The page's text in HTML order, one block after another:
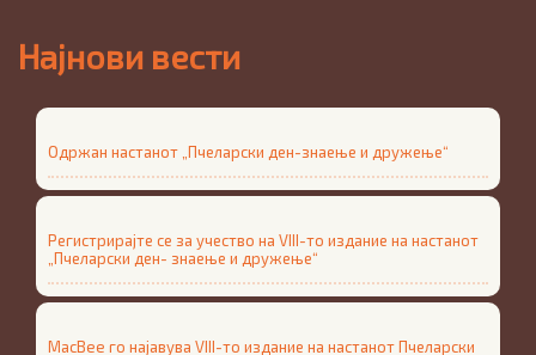
Најнови вести
Одржан настанот „Пчеларски ден-знаење и дружење“
Регистрирајте се за учество на VIII-то издание на настанот
„Пчеларски ден- знаење и дружење“
MacBee го најавува VIII-то издание на настанот Пчеларски